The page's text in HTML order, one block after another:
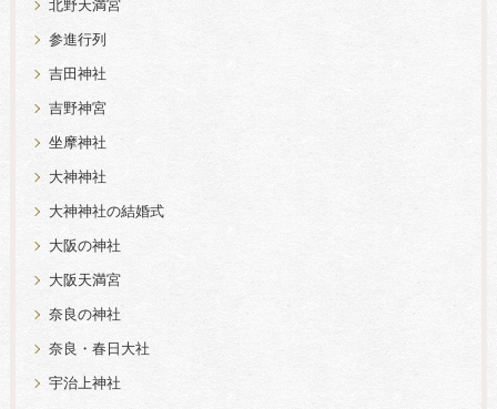
北野天満宮
参進行列
吉田神社
吉野神宮
坐摩神社
大神神社
大神神社の結婚式
大阪の神社
大阪天満宮
奈良の神社
奈良・春日大社
宇治上神社